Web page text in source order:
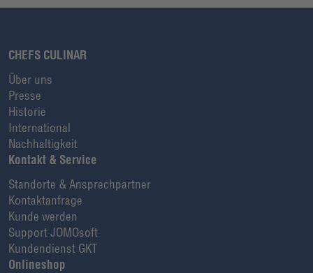
CHEFS CULINAR
Über uns
Presse
Historie
International
Nachhaltigkeit
Kontakt & Service
Standorte & Ansprechpartner
Kontaktanfrage
Kunde werden
Support JOMOsoft
Kundendienst GKT
Onlineshop